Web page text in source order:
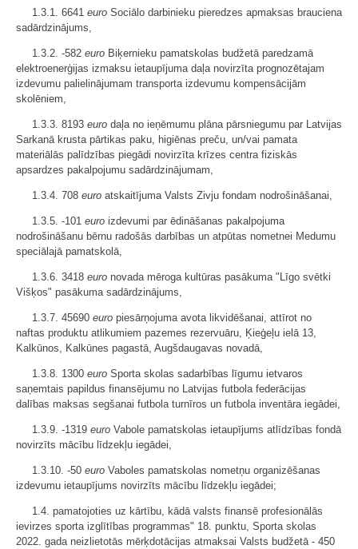
1.3.1. 6641 euro Sociālo darbinieku pieredzes apmaksas brauciena
sadārdzinājums,
1.3.2. -582 euro Biķernieku pamatskolas budžetā paredzamā
elektroenerģijas izmaksu ietaupījuma daļa novirzīta prognozētajam
izdevumu palielinājumam transporta izdevumu kompensācijām
skolēniem,
1.3.3. 8193 euro daļa no ieņēmumu plāna pārsniegumu par Latvijas
Sarkanā krusta pārtikas paku, higiēnas preču, un/vai pamata
materiālās palīdzības piegādi novirzīta krīzes centra fiziskās
apsardzes pakalpojumu sadārdzinājumam,
1.3.4. 708 euro atskaitījuma Valsts Zivju fondam nodrošināšanai,
1.3.5. -101 euro izdevumi par ēdināšanas pakalpojuma
nodrošināšanu bērnu radošās darbības un atpūtas nometnei Medumu
speciālajā pamatskolā,
1.3.6. 3418 euro novada mēroga kultūras pasākuma "Līgo svētki
Višķos" pasākuma sadārdzinājums,
1.3.7. 45690 euro piesārņojuma avota likvidēšanai, attīrot no
naftas produktu atlikumiem pazemes rezervuāru, Ķieģeļu ielā 13,
Kalkūnos, Kalkūnes pagastā, Augšdaugavas novadā,
1.3.8. 1300 euro Sporta skolas sadarbības līgumu ietvaros
saņemtais papildus finansējumu no Latvijas futbola federācijas
dalības maksas segšanai futbola turnīros un futbola inventāra iegādei,
1.3.9. -1319 euro Vabole pamatskolas ietaupījums atlīdzības fondā
novirzīts mācību līdzekļu iegādei,
1.3.10. -50 euro Vaboles pamatskolas nometņu organizēšanas
izdevumu ietaupījums novirzīts mācību līdzekļu iegādei;
1.4. pamatojoties uz kārtību, kādā valsts finansē profesionālās
ievirzes sporta izglītības programmas" 18. punktu, Sporta skolas
2022. gada neizlietotās mērķdotācijas atmaksai Valsts budžetā - 450